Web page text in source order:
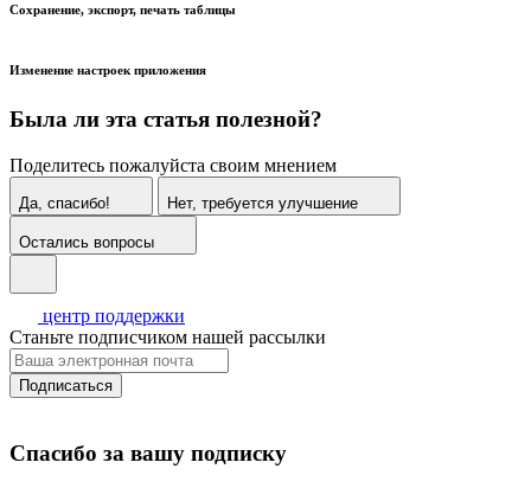
Сохранение, экспорт, печать таблицы
Изменение настроек приложения
Была ли эта статья полезной?
Поделитесь пожалуйста своим мнением
Да, спасибо! Нет, требуется улучшение
Остались вопросы
центр поддержки
Станьте подписчиком нашей рассылки
Подписаться
Спасибо за вашу подписку